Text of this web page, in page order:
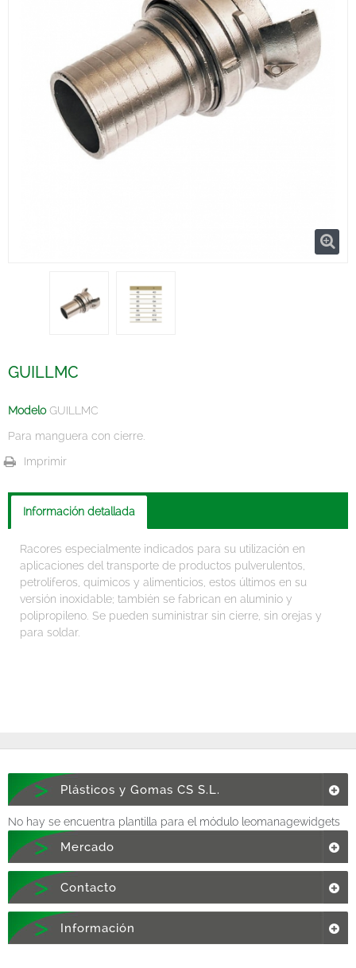
GUILLMC
Modelo GUILLMC
Para manguera con cierre.
Imprimir
Información detallada
Racores especialmente indicados para su utilización en
aplicaciones del transporte de productos pulverulentos,
petrolíferos, químicos y alimenticios, estos últimos en su
versión inoxidable; también se fabrican en aluminio y
polipropileno. Se pueden suministrar sin cierre, sin orejas y
para soldar.
Plásticos y Gomas CS S.L.
No hay se encuentra plantilla para el módulo leomanagewidgets
Mercado
Contacto
Información